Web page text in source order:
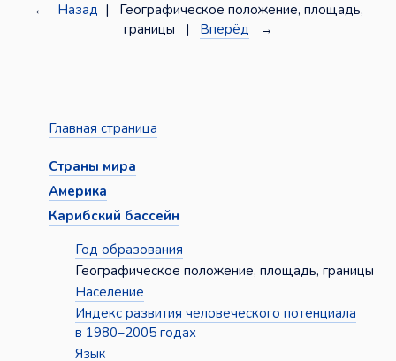
← Назад | Географическое положение, площадь,
границы | Вперёд →
Главная страница
Страны мира
Америка
Карибский бассейн
Год образования
Географическое положение, площадь, границы
Население
Индекс развития человеческого потенциала
в 1980–2005 годах
Язык